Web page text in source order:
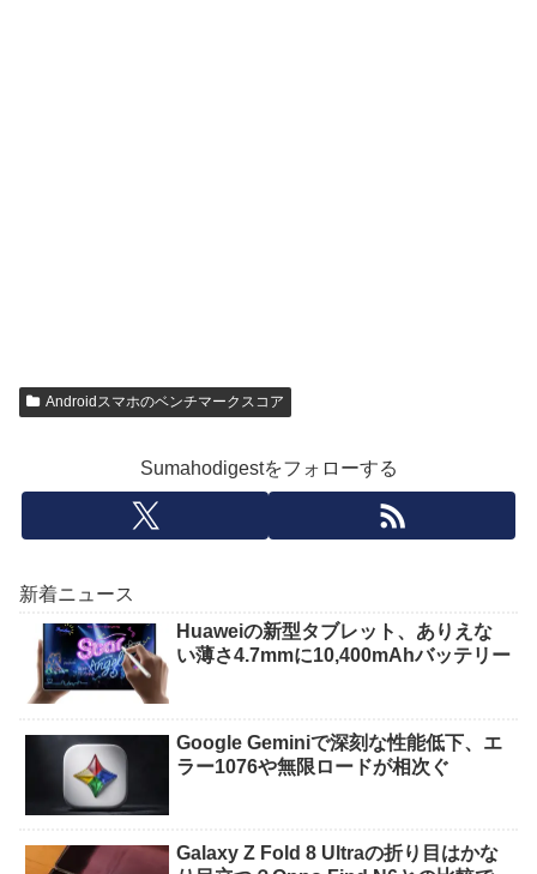
Androidスマホのベンチマークスコア
Sumahodigestをフォローする
新着ニュース
Huaweiの新型タブレット、ありえな
い薄さ4.7mmに10,400mAhバッテリー
Google Geminiで深刻な性能低下、エ
ラー1076や無限ロードが相次ぐ
Galaxy Z Fold 8 Ultraの折り目はかな